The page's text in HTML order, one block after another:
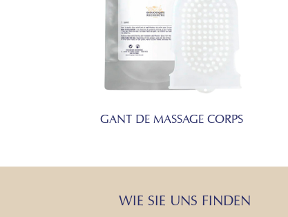
GANT DE MASSAGE CORPS
WIE SIE UNS FINDEN